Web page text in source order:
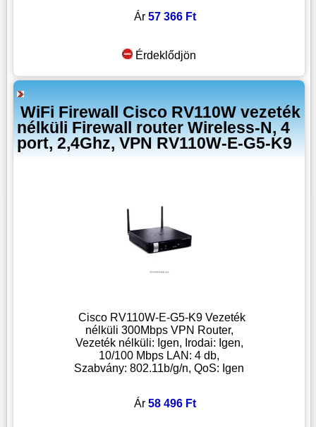
Ár57 366 Ft
Érdeklődjön
WiFi Firewall Cisco RV110W vezeték
nélküli Firewall router Wireless-N, 4
port, 2,4Ghz, VPN RV110W-E-G5-K9
Cisco RV110W-E-G5-K9 Vezeték
nélküli 300Mbps VPN Router,
Vezeték nélküli: Igen, Irodai: Igen,
10/100 Mbps LAN: 4 db,
Szabvány: 802.11b/g/n, QoS: Igen
Ár58 496 Ft